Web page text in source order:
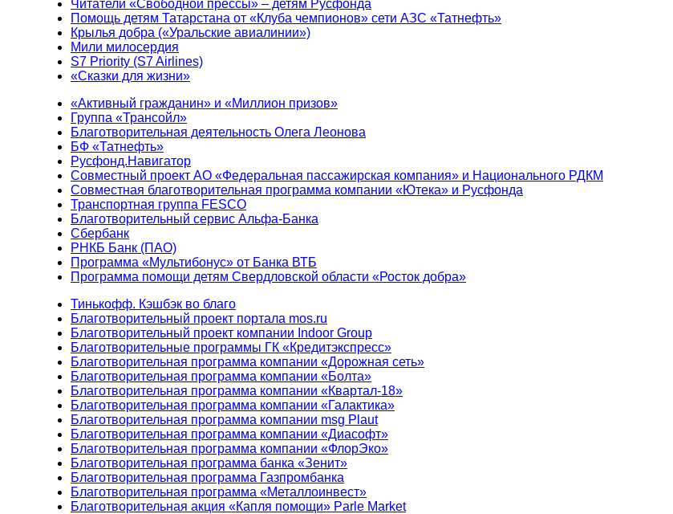
Читатели «Свободной прессы» – детям Русфонда
Помощь детям Татарстана от «Клуба чемпионов» сети АЗС «Татнефть»
Крылья добра («Уральские авиалинии»)
Мили милосердия
S7 Priority (S7 Airlines)
«Сказки для жизни»
«Активный гражданин» и «Миллион призов»
Группа «Трансойл»
Благотворительная деятельность Олега Леонова
БФ «Татнефть»
Русфонд.Навигатор
Совместный проект АО «Федеральная пассажирская компания» и Национального РДКМ
Совместная благотворительная программа компании «Ютека» и Русфонда
Транспортная группа FESCO
Благотворительный сервис Альфа-Банка
Сбербанк
РНКБ Банк (ПАО)
Программа «Мультибонус» от Банка ВТБ
Программа помощи детям Свердловской области «Росток добра»
Тинькофф. Кэшбэк во благо
Благотворительный проект портала mos.ru
Благотворительный проект компании Indoor Group
Благотворительные программы ГК «Кредитэкспресс»
Благотворительная программа компании «Дорожная сеть»
Благотворительная программа компании «Болта»
Благотворительная программа компании «Квартал-18»
Благотворительная программа компании «Галактика»
Благотворительная программа компании msg Plaut
Благотворительная программа компании «Диасофт»
Благотворительная программа компании «ФлорЭко»
Благотворительная программа банка «Зенит»
Благотворительная программа Газпромбанка
Благотворительная программа «Металлоинвест»
Благотворительная акция «Капля помощи» Parle Market